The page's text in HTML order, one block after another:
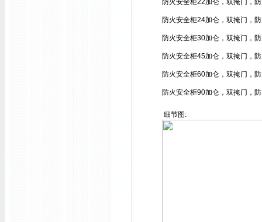
防火安全柜22加仑，双掩门，
防火安全柜24加仑，双掩门，
防火安全柜30加仑，双掩门，
防火安全柜45加仑，双掩门，
防火安全柜60加仑，双掩门，
防火安全柜90加仑，双掩门，
细节图: